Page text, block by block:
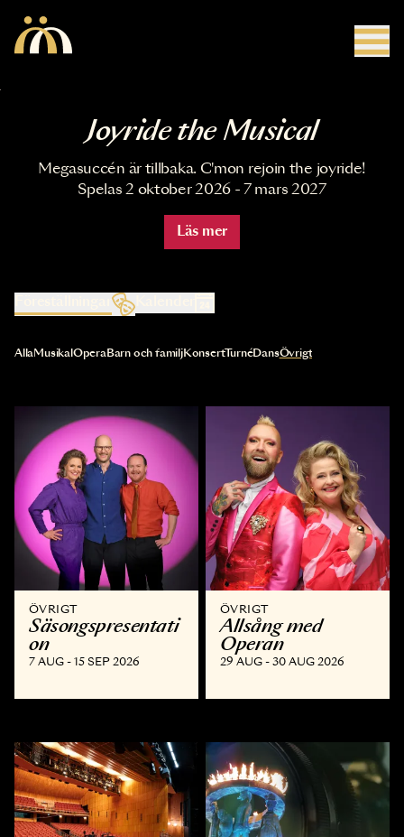
Joyride the Musical
Megasuccén är tillbaka. C'mon rejoin the joyride!
Spelas 2 oktober 2026 - 7 mars 2027
Läs mer
Kalender
Val av kategori uppdaterar innehållet automatiskt
AllaMusikal OperaBarn och familjKonsertTurnéDansÖvrigt
ÖVRIGT
Säsongspresentati
on
7 AUG - 15 SEP 2026
ÖVRIGT
Allsång med
Operan
29 AUG - 30 AUG 2026